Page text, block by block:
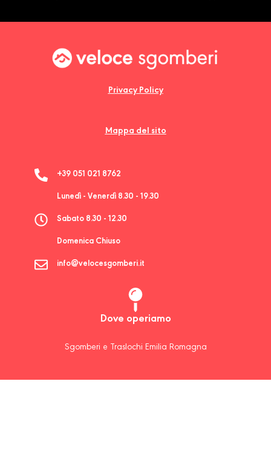
Privacy Policy
Mappa del sito
+39 051 021 8762
Lunedì - Venerdì 8.30 - 19.30
Sabato 8.30 - 12.30
Domenica Chiuso
info@velocesgomberi.it
Dove operiamo
Sgomberi e Traslochi Emilia Romagna